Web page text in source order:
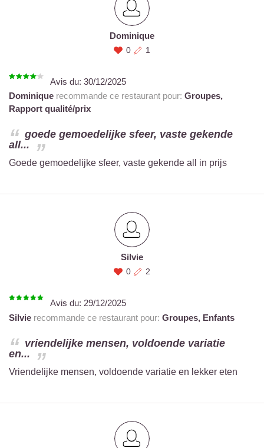
Dominique
0 1
Avis du: 30/12/2025
Dominique recommande ce restaurant pour: Groupes,
Rapport qualité/prix
goede gemoedelijke sfeer, vaste gekende
all...
Goede gemoedelijke sfeer, vaste gekende all in prijs
Silvie
0 2
Avis du: 29/12/2025
Silvie recommande ce restaurant pour: Groupes, Enfants
vriendelijke mensen, voldoende variatie
en...
Vriendelijke mensen, voldoende variatie en lekker eten